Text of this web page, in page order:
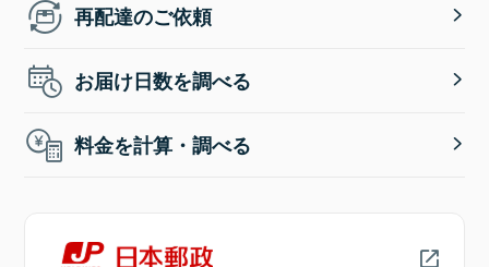
再配達のご依頼
お届け日数を調べる
料金を計算・調べる